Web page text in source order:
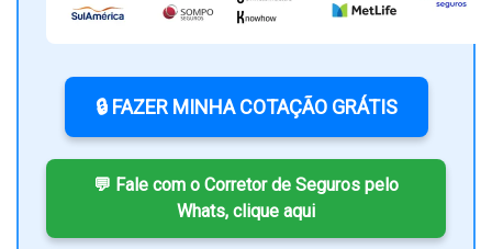
🔒 FAZER MINHA COTAÇÃO GRÁTIS
💬 Fale com o Corretor de Seguros pelo
Whats, clique aqui